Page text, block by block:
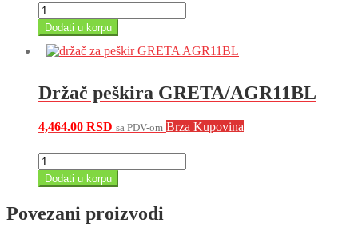
Držač
toalet
papira
Greta
Dodati u korpu
Držač peškira GRETA/AGR11BL
4,464.00 RSD sa PDV-om Brza Kupovina
Držač
peškira
GRETA/AGR11BL
Dodati u korpu
Povezani proizvodi